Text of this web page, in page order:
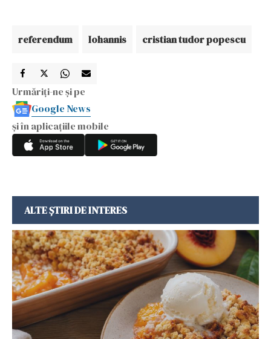
referendum Iohannis cristian tudor popescu
Urmăriți-ne și pe
Google News
și în aplicațiile mobile
ALTE ȘTIRI DE INTERES